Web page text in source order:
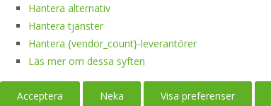
Hantera alternativ
Hantera tjänster
Hantera {vendor_count}-leverantörer
Läs mer om dessa syften
Acceptera Neka Visa preferenser